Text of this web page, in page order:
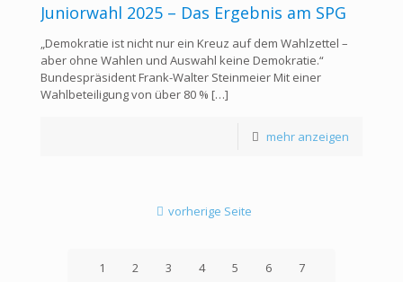
Juniorwahl 2025 – Das Ergebnis am SPG
„Demokratie ist nicht nur ein Kreuz auf dem Wahlzettel –
aber ohne Wahlen und Auswahl keine Demokratie.“
Bundespräsident Frank-Walter Steinmeier Mit einer
Wahlbeteiligung von über 80 % […]
mehr anzeigen
vorherige Seite
1 2 3 4 5 6
7